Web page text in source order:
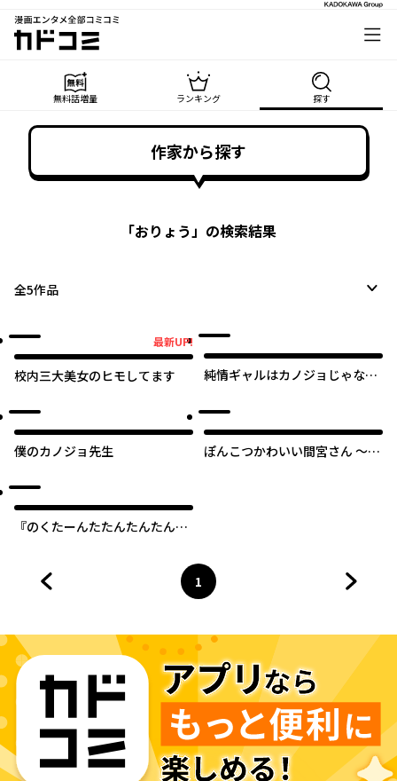
漫画エンタメ全部コミコミ
カドコミ
無料話増量 ランキング 探す
作家から探す
「おりょう」の検索結果
全5作品
最新UP!
校内三大美女のヒモしてます
純情ギャルはカノジョじゃない
僕のカノジョ先生
ぽんこつかわいい間宮さん ～社
『のくたーんたたんたんたんた
ページ
1
へ